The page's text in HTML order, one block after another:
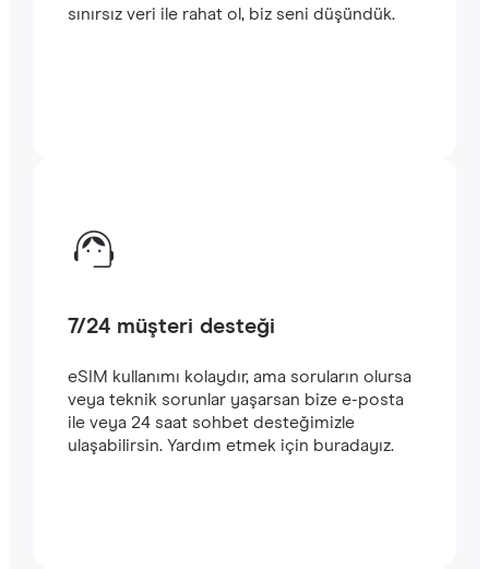
sınırsız veri ile rahat ol, biz seni düşündük.
7/24 müşteri desteği
eSIM kullanımı kolaydır, ama soruların olursa
veya teknik sorunlar yaşarsan bize e-posta
ile veya 24 saat sohbet desteğimizle
ulaşabilirsin. Yardım etmek için buradayız.